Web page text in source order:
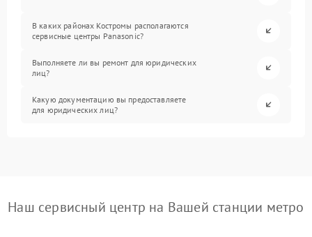
В каких районах Костромы располагаются
сервисные центры Panasonic?
Выполняете ли вы ремонт для юридических
лиц?
Какую документацию вы предоставляете
для юридических лиц?
Наш сервисный центр на Вашей станции метро